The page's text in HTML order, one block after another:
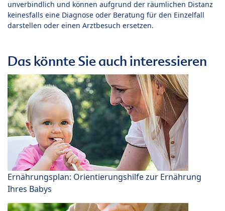
unverbindlich und können aufgrund der räumlichen Distanz
keinesfalls eine Diagnose oder Beratung für den Einzelfall
darstellen oder einen Arztbesuch ersetzen.
Das könnte Sie auch interessieren
Ernährungsplan: Orientierungshilfe zur Ernährung
Ihres Babys